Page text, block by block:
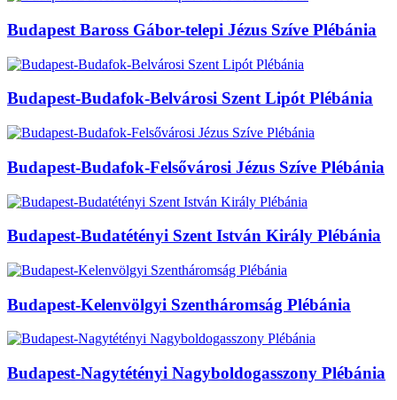
Budapest Baross Gábor-telepi Jézus Szíve Plébánia
Budapest-Budafok-Belvárosi Szent Lipót Plébánia
Budapest-Budafok-Felsővárosi Jézus Szíve Plébánia
Budapest-Budatétényi Szent István Király Plébánia
Budapest-Kelenvölgyi Szentháromság Plébánia
Budapest-Nagytétényi Nagyboldogasszony Plébánia